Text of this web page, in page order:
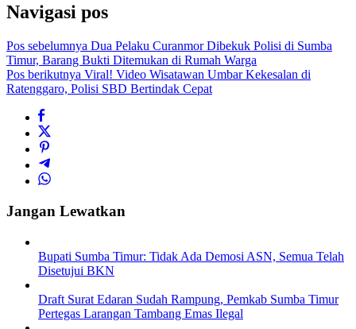
Navigasi pos
Pos sebelumnya Dua Pelaku Curanmor Dibekuk Polisi di Sumba
Timur, Barang Bukti Ditemukan di Rumah Warga
Pos berikutnya Viral! Video Wisatawan Umbar Kekesalan di
Ratenggaro, Polisi SBD Bertindak Cepat
Jangan Lewatkan
Bupati Sumba Timur: Tidak Ada Demosi ASN, Semua Telah
Disetujui BKN
Draft Surat Edaran Sudah Rampung, Pemkab Sumba Timur
Pertegas Larangan Tambang Emas Ilegal